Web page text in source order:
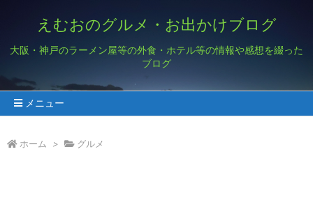
えむおのグルメ・お出かけブログ
大阪・神戸のラーメン屋等の外食・ホテル等の情報や感想を綴った
ブログ
メニュー
ホーム > グルメ